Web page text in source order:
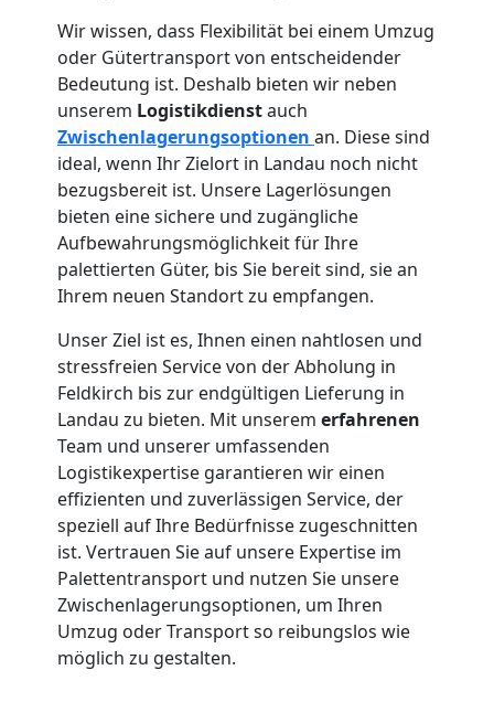
Wir wissen, dass Flexibilität bei einem Umzug
oder Gütertransport von entscheidender
Bedeutung ist. Deshalb bieten wir neben
unserem Logistikdienstauch
Zwischenlagerungsoptionen an. Diese sind
ideal, wenn Ihr Zielort in Landau noch nicht
bezugsbereit ist. Unsere Lagerlösungen
bieten eine sichere und zugängliche
Aufbewahrungsmöglichkeit für Ihre
palettierten Güter, bis Sie bereit sind, sie an
Ihrem neuen Standort zu empfangen.
Unser Ziel ist es, Ihnen einen nahtlosen und
stressfreien Service von der Abholung in
Feldkirch bis zur endgültigen Lieferung in
Landau zu bieten. Mit unserem erfahrenen
Team und unserer umfassenden
Logistikexpertise garantieren wir einen
effizienten und zuverlässigen Service, der
speziell auf Ihre Bedürfnisse zugeschnitten
ist. Vertrauen Sie auf unsere Expertise im
Palettentransport und nutzen Sie unsere
Zwischenlagerungsoptionen, um Ihren
Umzug oder Transport so reibungslos wie
möglich zu gestalten.